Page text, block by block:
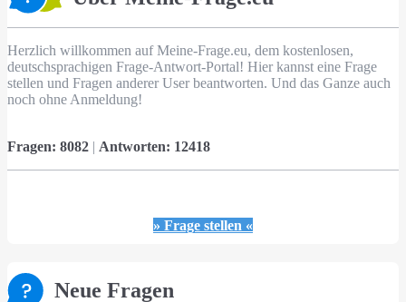
Herzlich willkommen auf Meine-Frage.eu, dem kostenlosen,
deutschsprachigen Frage-Antwort-Portal! Hier kannst eine Frage
stellen und Fragen anderer User beantworten. Und das Ganze auch
noch ohne Anmeldung!
Fragen: 8082 | Antworten: 12418
» Frage stellen «
Neue Fragen